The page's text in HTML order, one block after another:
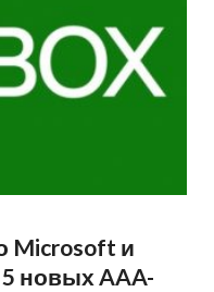
Microsoft и
новых AAA-